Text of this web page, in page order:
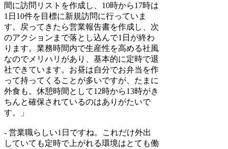
間に訪問リストを作成し、10時から17時は
1日10件を目標に新規訪問に行っていま
す。戻ってきたら営業報告書を作成し、次
のアクションまで落とし込んで1日が終わ
ります。業務時間内で生産性を高める社風
なのでメリハリがあり、基本的に定時で退
社できています。お昼は自分でお弁当を作
って持ってくることが多いですが、たまに
外食も。休憩時間として12時から13時がき
ちんと確保されているのはありがたいで
す。」
- 営業職らしい1日ですね。これだけ外出
していても定時で上がれる環境はとても働